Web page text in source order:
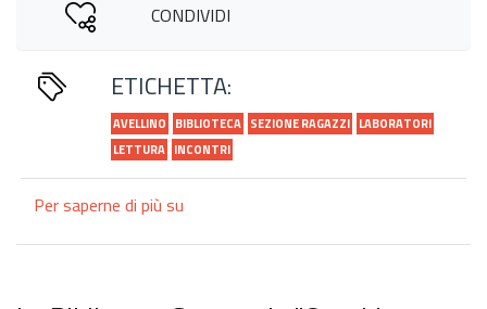
CONDIVIDI
ETICHETTA:
AVELLINO BIBLIOTECA SEZIONE RAGAZZI LABORATORI
LETTURA INCONTRI
Per saperne di più su